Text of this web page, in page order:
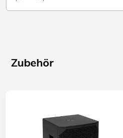
Zubehör